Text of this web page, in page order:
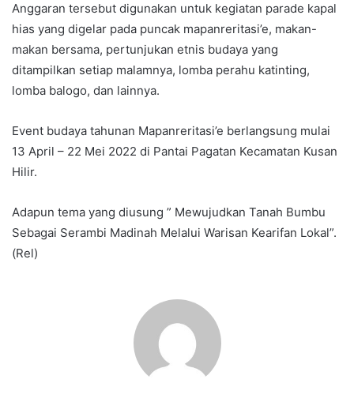
Anggaran tersebut digunakan untuk kegiatan parade kapal
hias yang digelar pada puncak mapanreritasi’e, makan-
makan bersama, pertunjukan etnis budaya yang
ditampilkan setiap malamnya, lomba perahu katinting,
lomba balogo, dan lainnya.
Event budaya tahunan Mapanreritasi’e berlangsung mulai
13 April – 22 Mei 2022 di Pantai Pagatan Kecamatan Kusan
Hilir.
Adapun tema yang diusung ” Mewujudkan Tanah Bumbu
Sebagai Serambi Madinah Melalui Warisan Kearifan Lokal”.
(Rel)